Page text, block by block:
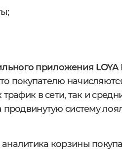
приложения LOYA
покупателю
в сети, так и
систему
корзины